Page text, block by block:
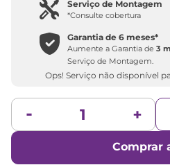
Serviço de Montagem
*Consulte cobertura
Garantia de6 meses*
Aumente a Garantia de3
Serviço de Montagem.
Ops! Serviço não disponível
Comprar